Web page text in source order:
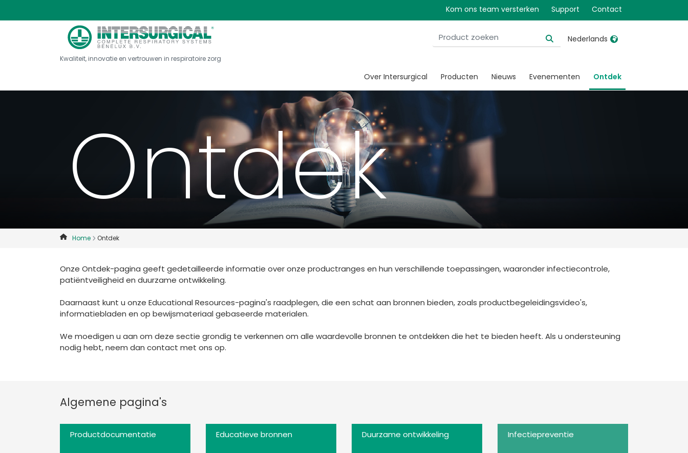
Kom ons team versterken Support Contact
Kwaliteit, innovatie en vertrouwen in respiratoire zorg
Nederlands
United States
Belgique, Français
China
Denmark
Italia
Russia
International English
Over Intersurgical Producten Nieuws Evenementen Ontdek
Ontdek
Home Ontdek
Onze Ontdek-pagina geeft gedetailleerde informatie over onze productranges en hun verschillende toepassingen, waaronder infectiecontrole,
patiëntveiligheid en duurzame ontwikkeling.
Daarnaast kunt u onze Educational Resources-pagina's raadplegen, die een schat aan bronnen bieden, zoals productbegeleidingsvideo's,
informatiebladen en op bewijsmateriaal gebaseerde materialen.
We moedigen u aan om deze sectie grondig te verkennen om alle waardevolle bronnen te ontdekken die het te bieden heeft. Als u ondersteuning
nodig hebt, neem dan contact met ons op.
Algemene pagina's
Productdocumentatie Educatieve bronnen Duurzame ontwikkeling Infectiepreventie